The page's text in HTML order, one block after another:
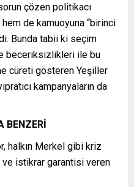
çözen politikacı
de kamuoyuna “birinci
Bunda tabii ki seçim
beceriksizlikleri ile bu
cüreti gösteren Yeşiller
kampanyaların da
BENZERİ
halkın Merkel gibi kriz
istikrar garantisi veren